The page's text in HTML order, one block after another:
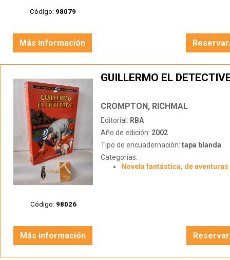
Código: 98079
Más información
Código: 98026
GUILLERMO EL
CROMPTON, RICHMAL
Editorial: RBA
Año de edición: 2002
Tipo de encuadernación: tapa blanda
Categorías:
Novela fantástica, de aventuras
Más información